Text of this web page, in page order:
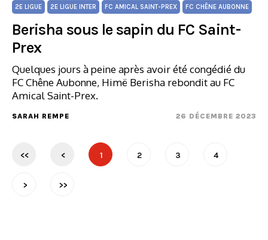
2E LIGUE 2E LIGUE INTER FC AMICAL SAINT-PREX FC CHÊNE AUBONNE
Berisha sous le sapin du FC Saint-
Prex
Quelques jours à peine après avoir été congédié du
FC Chêne Aubonne, Himë Berisha rebondit au FC
Amical Saint-Prex.
SARAH REMPE 26 DÉCEMBRE 2023
<< < 1 2 3 4
> >>